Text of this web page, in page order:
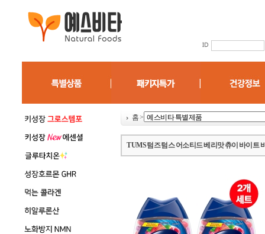
홈>
TUMS 텀즈 텀스 어소티드 베리맛 츄이 바이트